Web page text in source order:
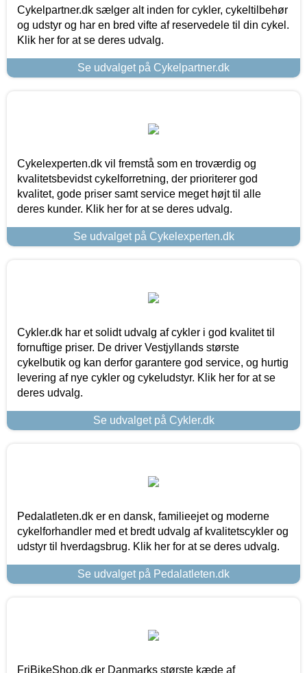
Cykelpartner.dk sælger alt inden for cykler, cykeltilbehør
og udstyr og har en bred vifte af reservedele til din cykel.
Klik her for at se deres udvalg.
Se udvalget på Cykelpartner.dk
Cykelexperten.dk vil fremstå som en troværdig og
kvalitetsbevidst cykelforretning, der prioriterer god
kvalitet, gode priser samt service meget højt til alle
deres kunder. Klik her for at se deres udvalg.
Se udvalget på Cykelexperten.dk
Cykler.dk har et solidt udvalg af cykler i god kvalitet til
fornuftige priser. De driver Vestjyllands største
cykelbutik og kan derfor garantere god service, og hurtig
levering af nye cykler og cykeludstyr. Klik her for at se
deres udvalg.
Se udvalget på Cykler.dk
Pedalatleten.dk er en dansk, familieejet og moderne
cykelforhandler med et bredt udvalg af kvalitetscykler og
udstyr til hverdagsbrug. Klik her for at se deres udvalg.
Se udvalget på Pedalatleten.dk
FriBikeShop.dk er Danmarks største kæde af